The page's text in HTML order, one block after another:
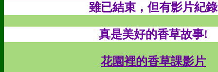
雖已結束，但有影片紀錄
真是美好的香草故事!
花園裡的香草課影片